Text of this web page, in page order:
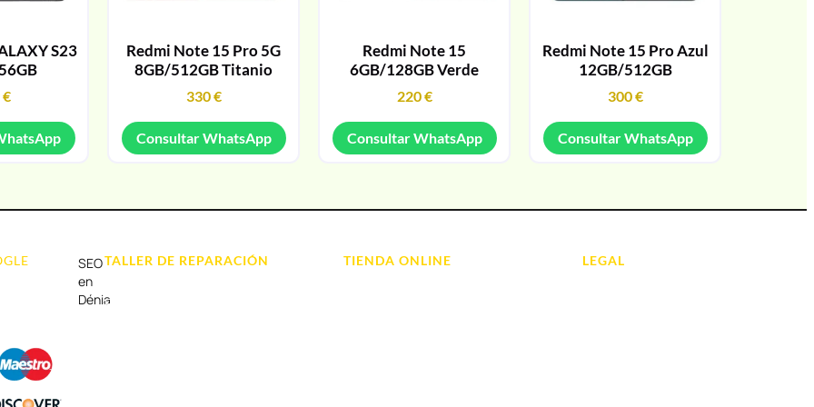
S23
€
Redmi Note 15 Pro 5G
8GB/512GB Titanio
330€
Consultar WhatsApp
Redmi Note 15
6GB/128GB Verde
220€
Consultar WhatsApp
Redmi Note 15 Pro Azul
12GB/512GB
300€
Consultar WhatsApp
SEO
en
Dénia
TALLER DE REPARACIÓN
Reparación de Tablets
TIENDA ONLINE LEGAL